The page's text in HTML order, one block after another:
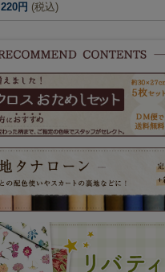
220円 (税込)